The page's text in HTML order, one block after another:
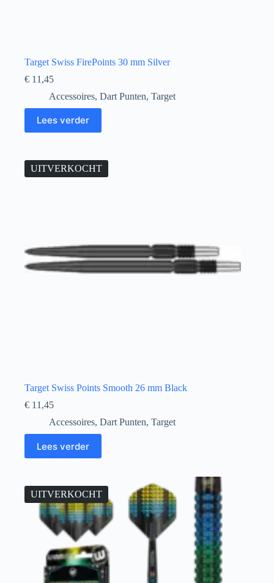
Target Swiss FirePoints 30 mm Silver
€ 11,45
Accessoires, Dart Punten, Target
Lees verder
UITVERKOCHT
Target Swiss Points Smooth 26 mm Black
€ 11,45
Accessoires, Dart Punten, Target
Lees verder
UITVERKOCHT